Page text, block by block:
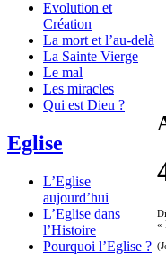
Evolution et
Création
La mort et l’au-delà
La Sainte Vierge
Le mal
Les miracles
Qui est Dieu ?
Eglise
L’Eglise
aujourd’hui
L’Eglise dans
l’Histoire
Pourquoi l’Eglise ?
«